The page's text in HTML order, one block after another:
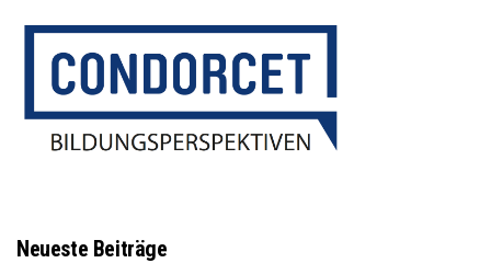
Neueste Beiträge